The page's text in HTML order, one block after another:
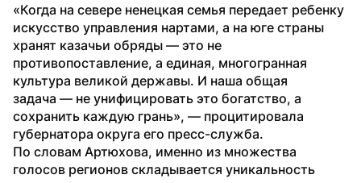
«Когда на севере ненецкая семья передает ребенку
искусство управления нартами, а на юге страны
хранят казачьи обряды — это не
противопоставление, а единая, многогранная
культура великой державы. И наша общая
задача — не унифицировать это богатство, а
сохранить каждую грань», — процитировала
губернатора округа его пресс-служба.
По словам Артюхова, именно из множества
голосов регионов складывается уникальность